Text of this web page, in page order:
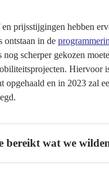
prijsstijgingen hebben
ontstaan in de
nog scherper gekozen
Hiervoor
opgehaald en in 2023 zal
bereikt wat we